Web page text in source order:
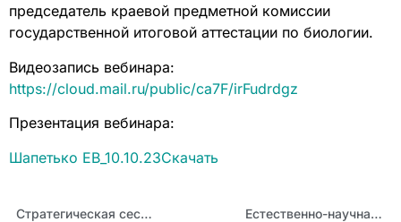
председатель краевой предметной комиссии
государственной итоговой аттестации по биологии.
Видеозапись вебинара:
https://cloud.mail.ru/public/ca7F/irFudrdgz
Презентация вебинара:
Шапетько ЕВ_10.10.23Скачать
Стратегическая сессия, посвященная единому учебнику истории Естественно-научная грамотность: междисциплинарный аспект